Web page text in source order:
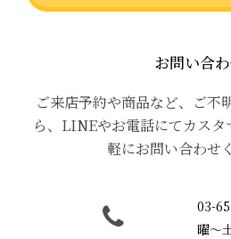
お問い合
ご来店予約や商品など、ご不
ら、LINEやお電話にてカスタ
軽にお問い合わせ
03-
曜〜